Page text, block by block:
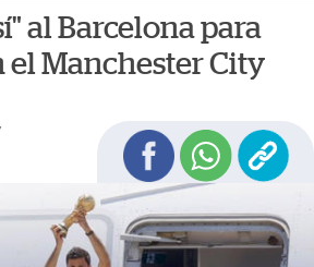
al Barcelona para
el Manchester City